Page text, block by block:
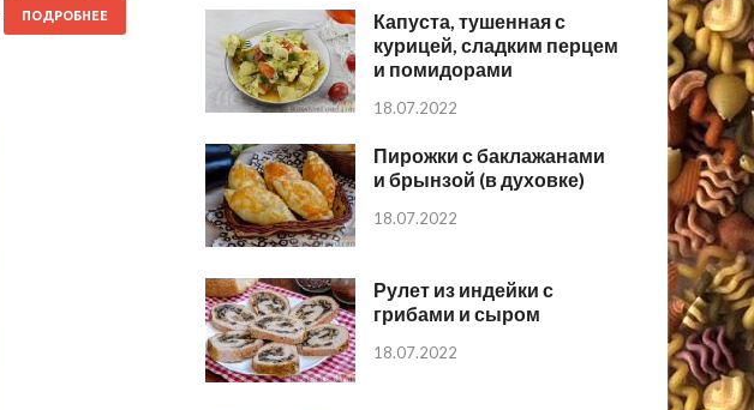
ПОДРОБНЕЕ
Капуста, тушенная с
курицей, сладким перцем
и помидорами
18.07.2022
Пирожки с баклажанами
и брынзой (в духовке)
18.07.2022
Рулет из индейки с
грибами и сыром
18.07.2022